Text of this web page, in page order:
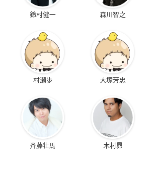
鈴村健一 森川智之
村瀬歩 大塚芳忠
斉藤壮馬 木村昴